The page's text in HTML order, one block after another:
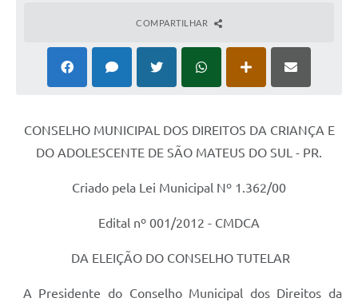
Telefones Prefeitura Municipal
Galeria de Fotos
COMPARTILHAR
CONSELHO MUNICIPAL DOS DIREITOS DA CRIANÇA E
DO ADOLESCENTE DE SÃO MATEUS DO SUL - PR.
Criado pela Lei Municipal Nº 1.362/00
Edital nº 001/2012 - CMDCA
DA ELEIÇÃO DO CONSELHO TUTELAR
A Presidente do Conselho Municipal dos Direitos da